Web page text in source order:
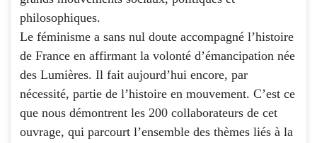
philosophiques.
Le féminisme a sans nul doute accompagné l’histoire
de France en affirmant la volonté d’émancipation née
des Lumières. Il fait aujourd’hui encore, par
nécessité, partie de l’histoire en mouvement. C’est ce
que nous démontrent les 200 collaborateurs de cet
ouvrage, qui parcourt l’ensemble des thèmes liés à la